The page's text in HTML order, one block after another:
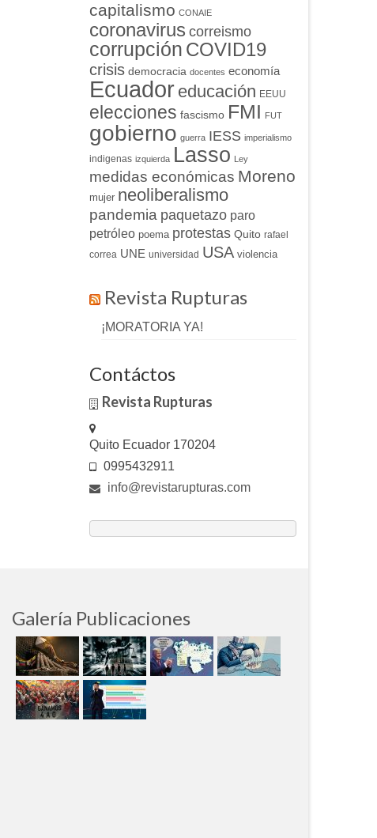
capitalismo CONAIE
coronavirus correismo
corrupción COVID19
crisis democracia docentes economía
Ecuador educación EEUU
elecciones fascismo FMI FUT
gobierno guerra IESS imperialismo
indigenas izquierda Lasso Ley
medidas económicas Moreno
mujer neoliberalismo
pandemia paquetazo paro
petróleo poema protestas Quito rafael
correa UNE universidad USA violencia
Revista Rupturas
¡MORATORIA YA!
Contáctos
Revista Rupturas
Quito Ecuador 170204
0995432911
info@revistarupturas.com
Galería Publicaciones